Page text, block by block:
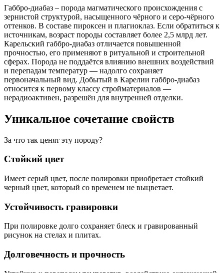
Габбро-диабаз – порода магматического происхождения с
зернистой структурой, насыщенного чёрного и серо-чёрного
оттенков. В составе пироксен и плагиоклаз. Если обратиться к
источникам, возраст породы составляет более 2,5 млрд лет.
Карельский габбро-диабаз отличается повышенной
прочностью, его применяют в ритуальной и строительной
сферах. Порода не поддаётся влиянию внешних воздействий
и перепадам температур — надолго сохраняет
первоначальный вид. Добытый в Карелии габбро-диабаз
относится к первому классу стройматериалов —
нерадиоактивен, разрешён для внутренней отделки.
Уникальное сочетание свойств
За что так ценят эту породу?
Стойкий цвет
Имеет серый цвет, после полировки приобретает стойкий
черный цвет, который со временем не выцветает.
Устойчивость гравировки
При полировке долго сохраняет блеск и гравированный
рисунок на стелах и плитах.
Долговечность и прочность